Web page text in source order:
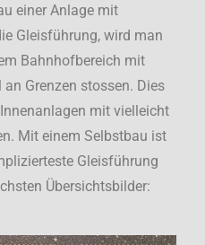
einer Anlage mit
Gleisführung, wird man
Bahnhofbereich mit
Grenzen stossen. Dies
mit vielleicht
Mit einem Selbstbau ist
Gleisführung
Übersichtsbilder: